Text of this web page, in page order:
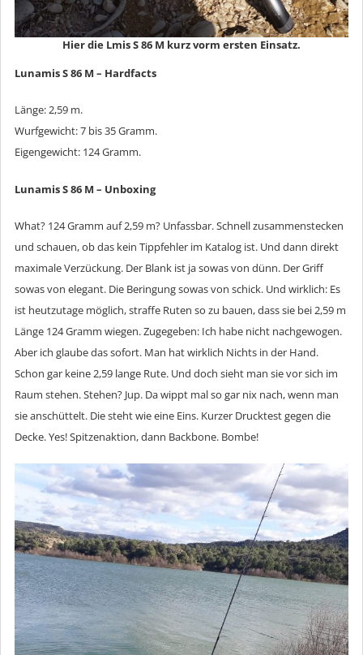
Hier die Lmis S 86 M kurz vorm ersten Einsatz.
Lunamis S 86 M – Hardfacts
Länge: 2,59 m.
Wurfgewicht: 7 bis 35 Gramm.
Eigengewicht: 124 Gramm.
Lunamis S 86 M – Unboxing
What? 124 Gramm auf 2,59 m? Unfassbar. Schnell zusammenstecken
und schauen, ob das kein Tippfehler im Katalog ist. Und dann direkt
maximale Verzückung. Der Blank ist ja sowas von dünn. Der Griff
sowas von elegant. Die Beringung sowas von schick. Und wirklich: Es
ist heutzutage möglich, straffe Ruten so zu bauen, dass sie bei 2,59 m
Länge 124 Gramm wiegen. Zugegeben: Ich habe nicht nachgewogen.
Aber ich glaube das sofort. Man hat wirklich Nichts in der Hand.
Schon gar keine 2,59 lange Rute. Und doch sieht man sie vor sich im
Raum stehen. Stehen? Jup. Da wippt mal so gar nix nach, wenn man
sie anschüttelt. Die steht wie eine Eins. Kurzer Drucktest gegen die
Decke. Yes! Spitzenaktion, dann Backbone. Bombe!